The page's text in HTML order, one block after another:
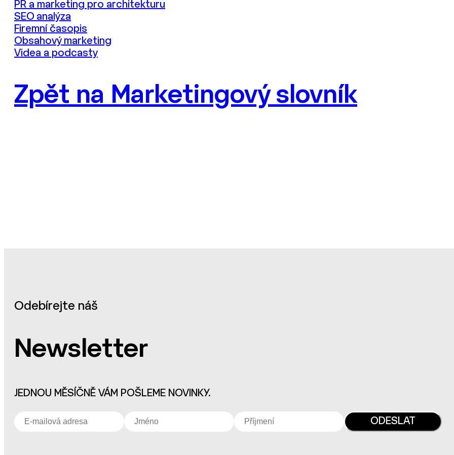
PR a marketing pro architekturu
SEO analýza
Firemní časopis
Obsahový marketing
Videa a podcasty
Zpět na Marketingový slovník
Odebírejte náš
Newsletter
JEDNOU MĚSÍČNĚ VÁM POŠLEME NOVINKY.